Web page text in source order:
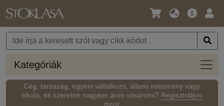
Nyelv
Pénznem
Fő
Kategóriák
Cég, társaság, egyéni vállalkozó, állami intézmény vagy
iskola, és szeretne nagyker áron vásárolni? Regisztráljon
most